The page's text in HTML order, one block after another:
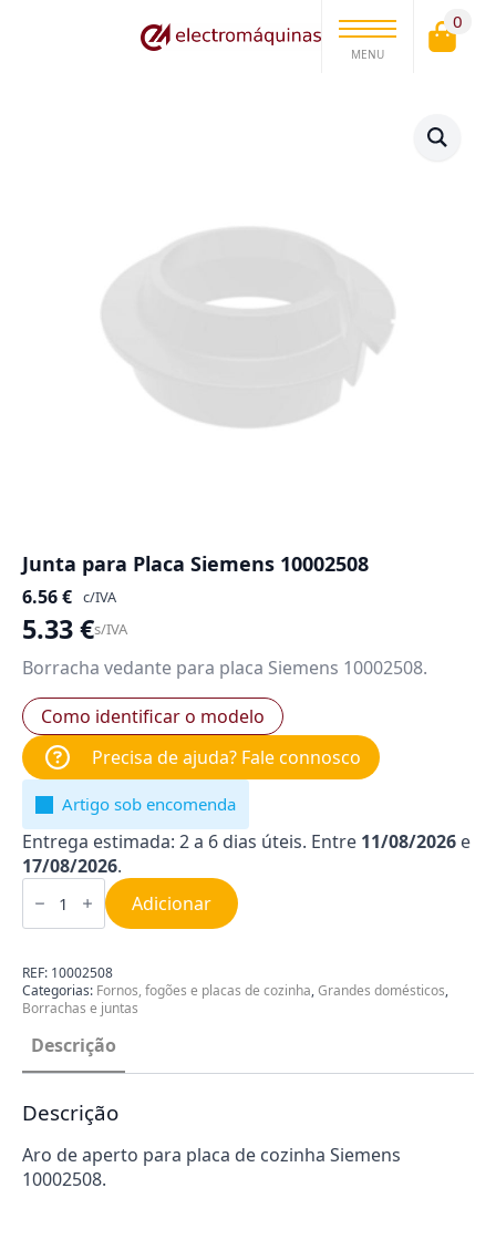
MENU
0
Junta para Placa Siemens 10002508
6.56€ c/IVA
5.33€s/IVA
Borracha vedante para placa Siemens 10002508.
Como identificar o modelo
Precisa de ajuda? Fale connosco
Artigo sob encomenda
Entrega estimada: 2 a 6 dias úteis. Entre 11/08/2026 e
17/08/2026.
Quantidade
de
para
Siemens
10002508
Adicionar
REF: 10002508
Categorias: Fornos, fogões e placas de cozinha,Grandes domésticos,
Borrachas e juntas
Descrição
Descrição
Aro de aperto para placa de cozinha Siemens
10002508.